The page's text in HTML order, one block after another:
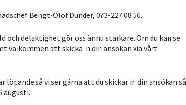
Bengt-Olof Dunder, 073-227 08 56.
och delaktighet gör oss ännu starkare. Om du kan se
välkommen att skicka in din ansökan via vårt
löpande så vi ser gärna att du skickar in din ansökan så
augusti.